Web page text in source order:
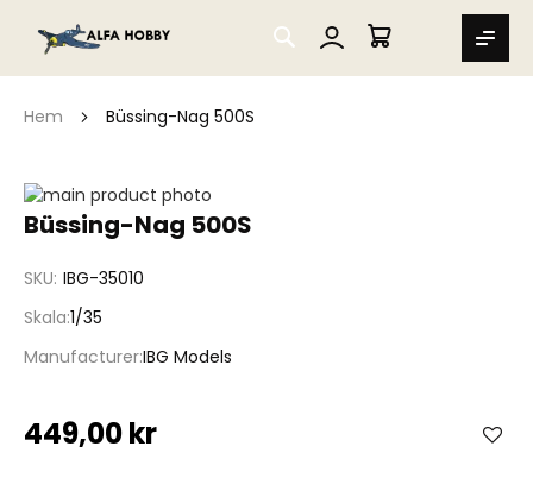
SEARCH
MIN VARUKORG
Hem Büssing-Nag 500S
Büssing-Nag 500S
SKU IBG-35010
Skala 1/35
ManufacturerIBG Models
449,00 kr
Hoppa
till
bildgalleriet
Hoppa
av
bildgalleriet